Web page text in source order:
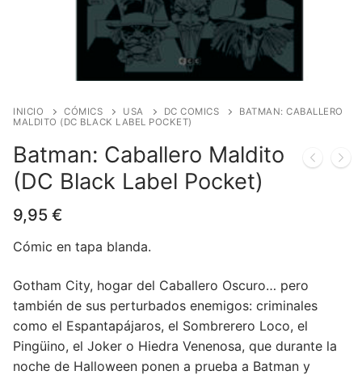
Juegos de cartas
Juegos de dados
Juegos de tablero
Juegos infantiles
Juegos de Rol
Juegos de miniaturas
Manga
USA
DC Comics
Marvel Comics
Independiente
Harry Potter
Star Wars
Merchandising
Figuras
Funko POP!
Tazas/Vasos
Bandoleras/Bolsos
Felpudos/alfombras
Puzzles
Posters
Literatura
Liquidaciones
INICIO CÓMICS USA DC COMICS
BATMAN: CABALLERO
MALDITO (DC BLACK LABEL POCKET)
Batman: Caballero Maldito
(DC Black Label Pocket)
9,95 €
Cómic en tapa blanda.
Gotham City, hogar del Caballero Oscuro… pero
también de sus perturbados enemigos: criminales
como el Espantapájaros, el Sombrerero Loco, el
Pingüino, el Joker o Hiedra Venenosa, que durante la
noche de Halloween ponen a prueba a Batman y